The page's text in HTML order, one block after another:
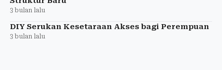
3 bulan lalu
DIY Serukan Kesetaraan Akses bagi Perempuan
3 bulan lalu